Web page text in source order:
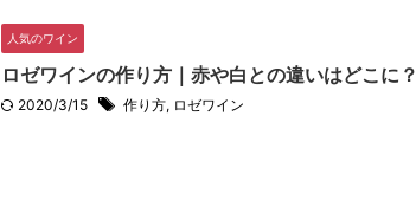
人気のワイン
ロゼワインの作り方｜赤や白との違いはどこに？
2020/3/15 作り方, ロゼワイン